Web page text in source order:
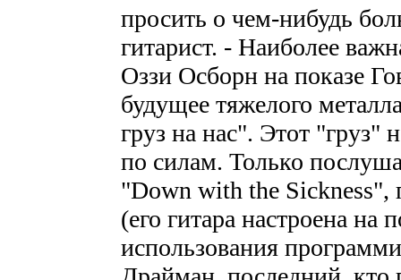
просить о чем-нибудь
гитарист. - Наиболее
Оззи Осборн на показе
будущее тяжелого
груз на нас". Этот "груз"
по силам. Только
"Down with the Sickness",
(его гитара настроена на
использования